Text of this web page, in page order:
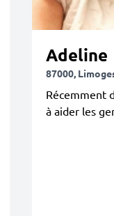
Adeline
87000,
Récemment
à aider les